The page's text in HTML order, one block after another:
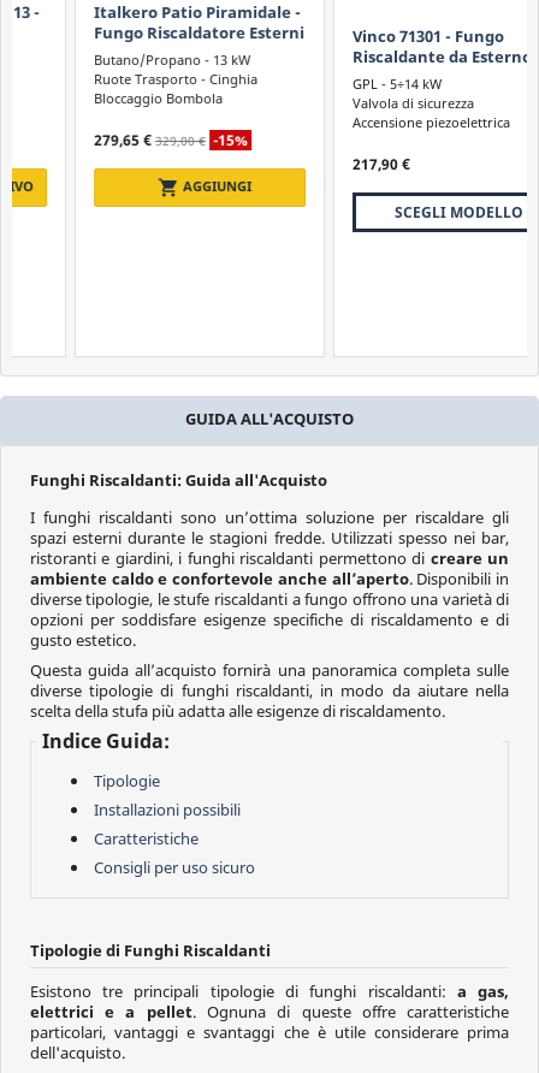
Italkero Patio Piramidale -
Fungo Riscaldatore Esterni
- ESPOSITIVO
Butano/Propano - 13 kW
Ruote Trasporto - Cinghia
Bloccaggio Bombola
329,00 € -15%
AGGIUNGI
Vinco 71301 - Fungo
Riscaldante da Esterno a
GPL - 5÷14 kW
Valvola di sicurezza
Accensione piezoelettrica
217,90 €
SCEGLI MODELLO
GUIDA ALL'ACQUISTO
Funghi Riscaldanti: Guida all'Acquisto
I funghi riscaldanti sono un’ottima soluzione per riscaldare gli
spazi esterni durante le stagioni fredde. Utilizzati spesso nei bar,
ristoranti e giardini, i funghi riscaldanti permettono di creare un
ambiente caldo e confortevole anche all’aperto. Disponibili in
diverse tipologie, le stufe riscaldanti a fungo offrono una varietà di
opzioni per soddisfare esigenze specifiche di riscaldamento e di
gusto estetico.
Questa guida all’acquisto fornirà una panoramica completa sulle
diverse tipologie di funghi riscaldanti, in modo da aiutare nella
scelta della stufa più adatta alle esigenze di riscaldamento.
Indice Guida:
Tipologie
Installazioni possibili
Caratteristiche
Consigli per uso sicuro
Tipologie di Funghi Riscaldanti
Esistono tre principali tipologie di funghi riscaldanti: a gas,
elettrici e a pellet. Ognuna di queste offre caratteristiche
particolari, vantaggi e svantaggi che è utile considerare prima
dell'acquisto.